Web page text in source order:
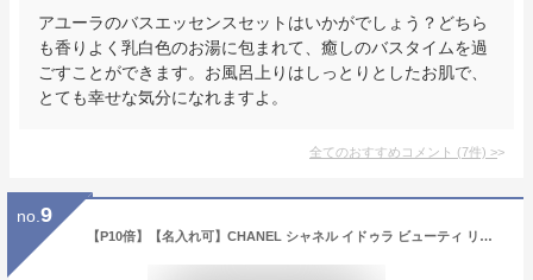
アユーラのバスエッセンスセットはいかがでしょう？どちら
も香りよく乳白色のお湯に包まれて、癒しのバスタイムを過
ごすことができます。お風呂上りはしっとりとしたお肌で、
とても幸せな気分になれますよ。
全てのおすすめコメント (7件) >
no. 9
【P10倍】【名入れ可】CHANEL シャネル イドゥラ ビューティ リップ バーム 10g リップクリーム